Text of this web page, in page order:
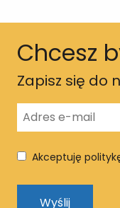
Chcesz
Zapisz się do
Akceptuję